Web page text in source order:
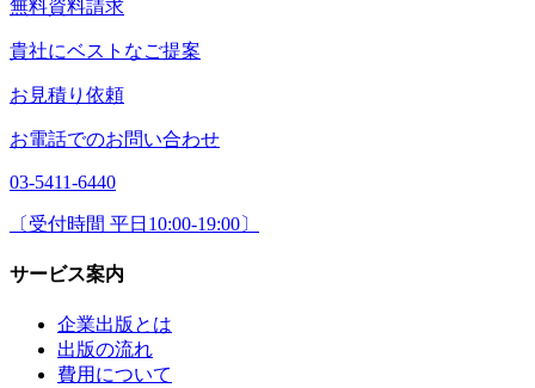
無料資料請求
貴社にベストなご提案
お見積り依頼
お電話でのお問い合わせ
03-5411-6440
〔受付時間 平日10:00-19:00〕
サービス案内
企業出版とは
出版の流れ
費用について